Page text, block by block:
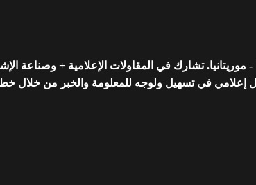
تشارك في المقاولات الإعلامية + وصناعة
في تسهيل ولوجه للمعلومة والخبر من خلال خط